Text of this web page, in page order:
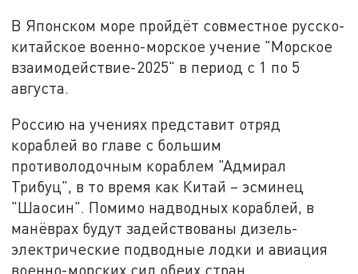
В Японском море пройдёт совместное русско-
китайское военно-морское учение "Морское
взаимодействие-2025" в период с 1 по 5
августа.
Россию на учениях представит отряд
кораблей во главе с большим
противолодочным кораблем "Адмирал
Трибуц", в то время как Китай – эсминец
"Шаосин". Помимо надводных кораблей, в
манёврах будут задействованы дизель-
электрические подводные лодки и авиация
военно-морских сил обеих стран.